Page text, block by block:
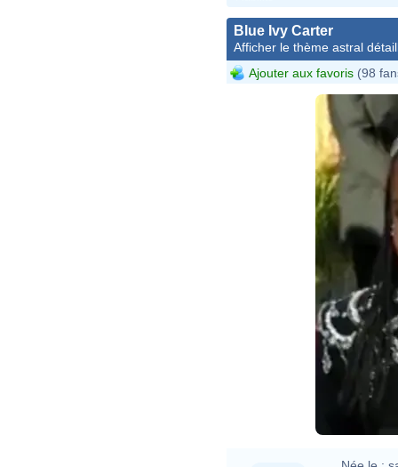
Blue Ivy Carter
Afficher le thème astral
Ajouter aux favoris (98